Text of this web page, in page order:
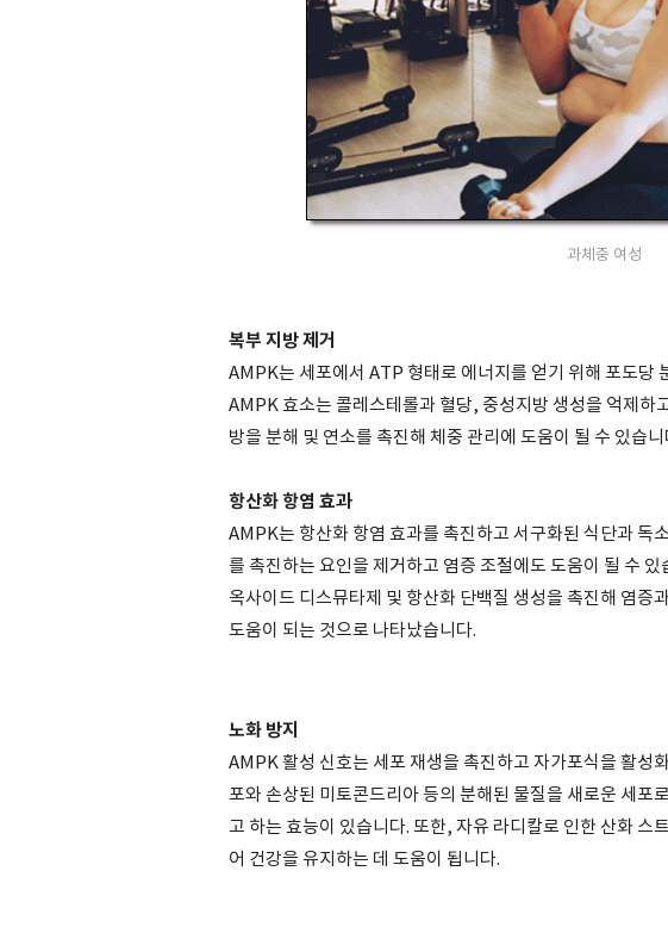
과체중 여성
복부 지방 제거
AMPK는 세포에서 ATP 형태로 에너지를 얻기 위해 포도당
AMPK 효소는 콜레스테롤과 혈당, 중성지방 생성을 억제하
방을 분해 및 연소를 촉진해 체중 관리에 도움이 될 수 있습니
항산화 항염 효과
AMPK는 항산화 항염 효과를 촉진하고 서구화된 식단과 독
를 촉진하는 요인을 제거하고 염증 조절에도 도움이 될 수
옥사이드 디스뮤타제 및 항산화 단백질 생성을 촉진해 염증
도움이 되는 것으로 나타났습니다.
노화 방지
AMPK 활성 신호는 세포 재생을 촉진하고 자가포식을 활성
포와 손상된 미토콘드리아 등의 분해된 물질을 새로운 세포
고 하는 효능이 있습니다. 또한, 자유 라디칼로 인한 산화 스
어 건강을 유지하는 데 도움이 됩니다.